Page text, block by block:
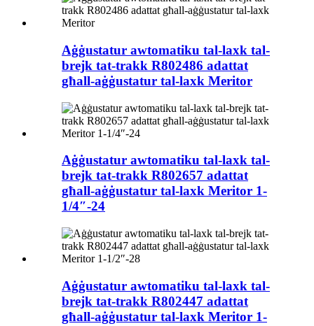
Aġġustatur awtomatiku tal-laxk tal-
brejk tat-trakk R802486 adattat
għall-aġġustatur tal-laxk Meritor
Aġġustatur awtomatiku tal-laxk tal-
brejk tat-trakk R802657 adattat
għall-aġġustatur tal-laxk Meritor 1-
1/4″-24
Aġġustatur awtomatiku tal-laxk tal-
brejk tat-trakk R802447 adattat
għall-aġġustatur tal-laxk Meritor 1-